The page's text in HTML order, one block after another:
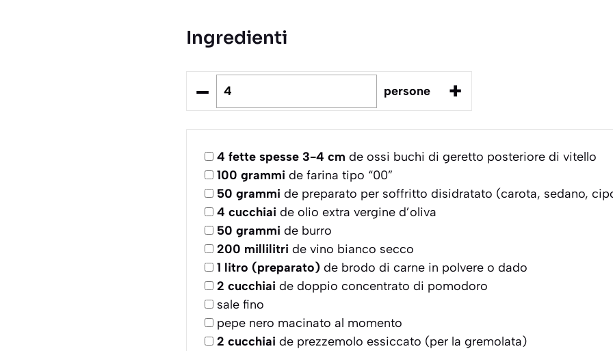
Ingredienti
– persone +
4 fette spesse 3-4 cm de ossi buchi di geretto posteriore di vitello
100 grammi de farina tipo “00”
50 grammi de preparato per soffritto disidratato (carota, sedano,
4 cucchiai de olio extra vergine d’oliva
50 grammi de burro
200 millilitri de vino bianco secco
1 litro (preparato) de brodo di carne in polvere o dado
2 cucchiai de doppio concentrato di pomodoro
sale fino
pepe nero macinato al momento
2 cucchiai de prezzemolo essiccato (per la gremolata)